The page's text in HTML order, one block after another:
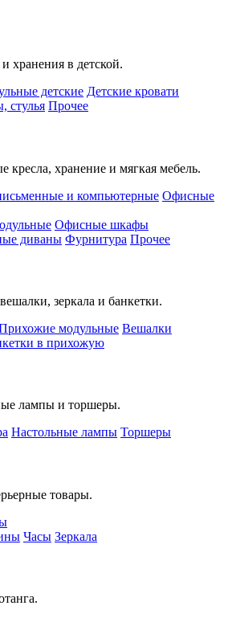
хранения в детской.
детские Детские кровати
стулья Прочее
кресла, хранение и мягкая мебель.
и компьютерные Офисные
Офисные шкафы
диваны Фурнитура Прочее
зеркала и банкетки.
модульные Вешалки
в прихожую
лампы и торшеры.
Настольные лампы Торшеры
товары.
Часы Зеркала